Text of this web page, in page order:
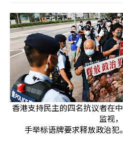
香港支持民主的四名抗议者在
监视，
手举标语牌要求释放政治犯